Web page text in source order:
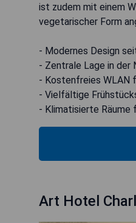
ist zudem mit einem
vegetarischer Form
- Modernes Design
- Zentrale Lage in der
- Kostenfreies WLAN
- Vielfältige
- Klimatisierte Räume
Art Hotel